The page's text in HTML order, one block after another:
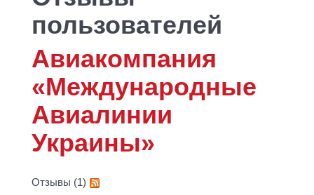
пользователей
Авиакомпания
«Международные
Авиалинии
Украины»
Отзывы (1)